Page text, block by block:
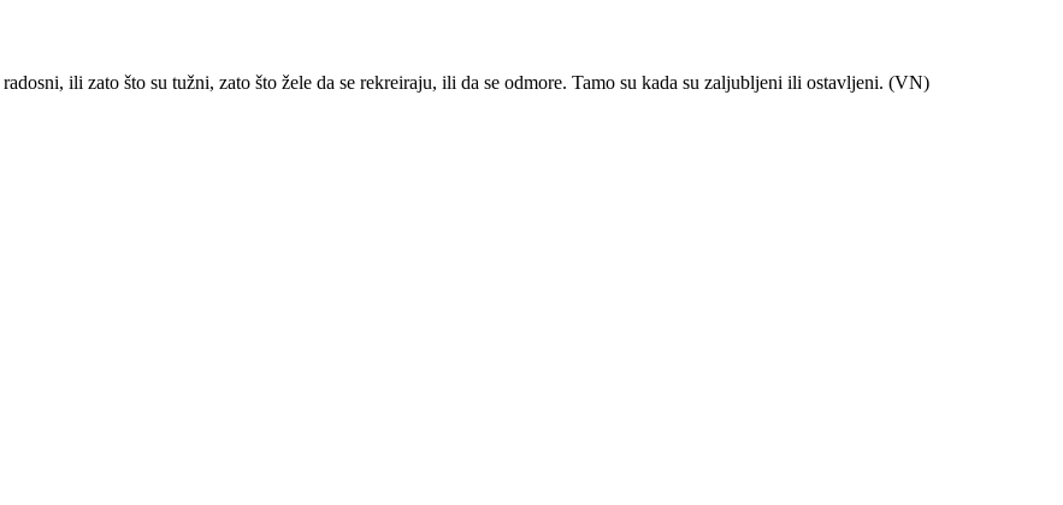
ili zato što su tužni, zato što žele da se rekreiraju, ili da se odmore. Tamo su kada su zaljubljeni ili ostavljeni. (VN)